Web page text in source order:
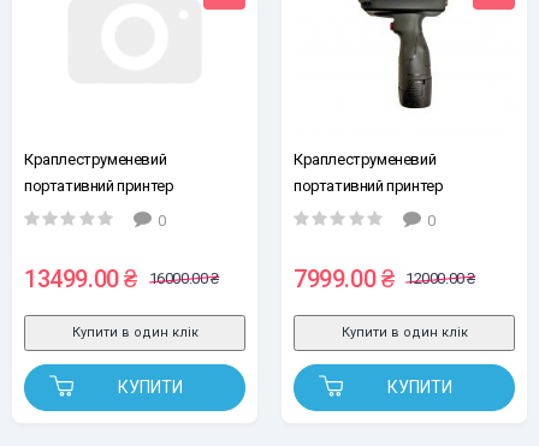
Краплеструменевий
портативний принтер
UKRMARK H-254. 25.4 мм (без
0
13499.00 ₴ 16000.00 ₴
КУПИТИ
Купити в один клік
Краплеструменевий
портативний принтер
UKRMARK Y-01, 12,7мм,
без сенсору
0
7999.00 ₴ 12000.00 ₴
КУПИТИ
Купити в один клік